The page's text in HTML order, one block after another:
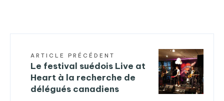
ARTICLE PRÉCÉDENT
Le festival suédois Live at
Heart à la recherche de
délégués canadiens